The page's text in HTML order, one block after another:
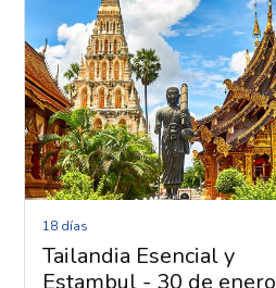
18 días
Tailandia Esencial y
Estambul - 30 de enero